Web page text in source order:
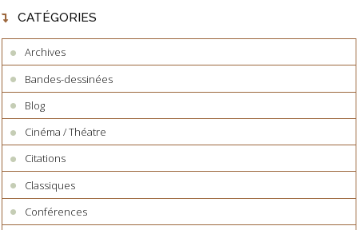
CATÉGORIES
Archives
Bandes-dessinées
Blog
Cinéma / Théatre
Citations
Classiques
Conférences